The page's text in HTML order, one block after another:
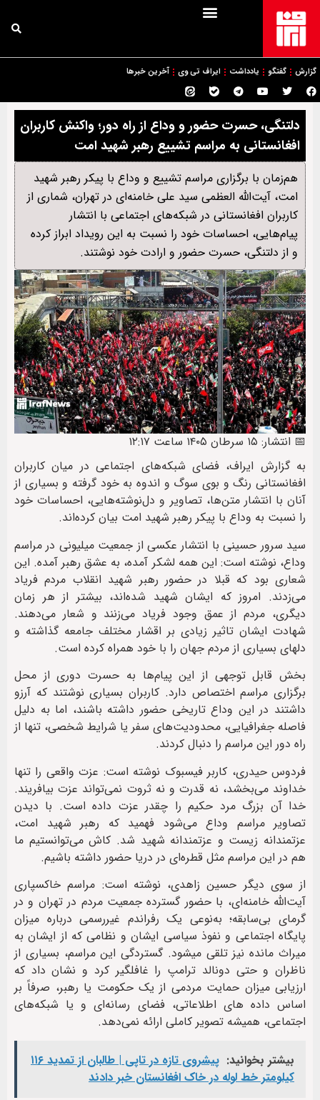
گزارش گفتگو یادداشت ایراف تی وی آخرین خبرها
دلتنگی، حسرت حضور و وداع از راه دور؛ واکنش کاربران
افغانستانی به مراسم تشییع رهبر شهید امت
هم‌زمان با برگزاری مراسم تشییع و وداع با پیکر رهبر شهید
امت، آیت‌الله العظمی سید علی خامنه‌ای در تهران، شماری از
کاربران افغانستانی در شبکه‌های اجتماعی با انتشار
پیام‌هایی، احساسات خود را نسبت به این رویداد ابراز کرده
و از دلتنگی، حسرت حضور و ارادت خود نوشتند.
📅 انتشار: ۱۵ سرطان ۱۴۰۵ ساعت ۱۲:۱۷
به گزارش ایراف، فضای شبکه‌های اجتماعی در میان کاربران
افغانستانی رنگ و بوی سوگ و اندوه به خود گرفته و بسیاری از
آنان با انتشار متن‌ها، تصاویر و دل‌نوشته‌هایی، احساسات خود
را نسبت به وداع با پیکر‌ رهبر شهید امت بیان کرده‌اند.
سید سرور حسینی با انتشار عکسی از جمعیت میلیونی در مراسم
وداع، نوشته است: این همه لشکر آمده، به عشق رهبر آمده. این
شعاری بود که قبلا در حضور رهبر شهید انقلاب مردم فریاد
می‌زدند. امروز که ایشان شهید شده‌اند، بیشتر از هر زمان
دیگری، مردم از عمق وجود فریاد می‌زنند و شعار می‌دهند.
شهادت ایشان تاثیر زیادی بر اقشار مختلف جامعه گذاشته و
دلهای بسیاری از مردم جهان را با خود همراه کرده است.
بخش قابل توجهی از این پیام‌ها به حسرت دوری از محل
برگزاری مراسم اختصاص دارد. کاربران بسیاری نوشتند که آرزو
داشتند در این وداع تاریخی حضور داشته باشند، اما به دلیل
فاصله جغرافیایی، محدودیت‌های سفر یا شرایط شخصی، تنها از
راه دور این مراسم را دنبال کردند.
فردوس حیدری، کاربر فیسبوک نوشته است: عزت واقعی را تنها
خداوند می‌بخشد، نه قدرت و نه ثروت نمی‌تواند عزت بیافریند.
خدا آن بزرگ مرد حکیم را چقدر عزت داده است. با دیدن
تصاویر مراسم وداع می‌شود فهمید که رهبر شهید امت،
عزتمندانه زیست و عزتمندانه شهید شد. کاش می‌توانستیم ما
هم در این مراسم مثل قطره‌ای در دریا حضور داشته باشیم.
از سوی دیگر حسین زاهدی، نوشته است: مراسم خاکسپاری
آیت‌الله خامنه‌ای، با حضور گسترده جمعیت مردم در تهران و در
گرمای بی‌سابقه؛ به‌نوعی یک رفراندم غیررسمی درباره میزان
پایگاه اجتماعی و نفوذ سیاسی ایشان و نظامی که از ایشان به
میراث مانده نیز تلقی میشود. گستردگی این مراسم، بسیاری از
ناظران و حتی دونالد ترامپ را غافلگیر کرد و نشان داد که
ارزیابی میزان حمایت مردمی از یک حکومت یا رهبر، صرفاً بر
اساس داده های اطلاعاتی، فضای رسانه‌ای و یا شبکه‌های
اجتماعی، همیشه تصویر کاملی ارائه نمی‌دهد.
بیشتر بخوانید:
پیشروی تازه در تاپی | طالبان از تمدید ۱۱۶
کیلومتر خط لوله در خاک افغانستان خبر دادند